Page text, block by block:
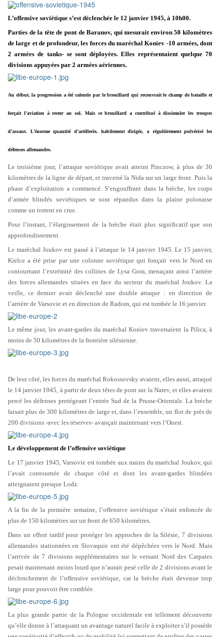
L’offensive soviétique s’est déclenchée le 12 janvier 1945, à 10h00.
Parties de la tête de pont de Baranov, qui mesurait environ 50 kilomètres
de large et de profondeur, les forces du maréchal Koniev -10 armées, dont
2 armées de tanks- se sont déployées. Elles représentaient quelque 70
divisions appuyées par 2 armées aériennes.
Au début, la progression a été ralentie par le brouillard qui recouvrait le champ de bataille et
forçait l’aviation à rester au sol. Mais ce brouillard a contribué à dissimuler les troupes
d’assaut. L’énorme quantité d’artillerie, habilement dirigée, a régulièrement pulvérisé les
défenses allemandes.
Le troisième jour, l’attaque soviétique avait atteint Pinczow, à plus de 30
kilomètres de la ligne de départ, et traversé la Nida sur un large front. Puis la
phase d’exploitation a commencé. S’engouffrant dans la brèche, les corps
d’armée blindés soviétiques se sont répandus dans la plaine polonaise
comme un torrent en crue.
Pour l’instant, l’élargissement de la brèche était plus significatif que son
approfondissement.
Le maréchal Joukov est passé à l’attaque le 14 janvier 1945. Le 15 janvier,
Kielce a été prise par une colonne soviétique qui fonçait vers le Nord en
contournant l’extrémité des collines de Lysa Gora, menaçant ainsi l’arrière
des forces allemandes situées en face du secteur du maréchal Joukov. La
veille, ce dernier avait déclenché une double attaque : en direction de
l’arrière de Varsovie et en direction de Radom, qui est tombée le 16 janvier.
Le même jour, les avant-gardes du maréchal Koniev traversaient la Pilica, à
moins de 50 kilomètres de la frontière silésienne.
De leur côté, les forces du maréchal Rokossovsky avaient, elles aussi, attaqué
le 14 janvier 1945, à partir de deux têtes de pont sur la Narev, et elles avaient
percé les défenses protégeant l’entrée Sud de la Prusse-Orientale. La brèche
faisait plus de 300 kilomètres de large et, dans l’ensemble, un flot de près de
200 divisions -avec les réserves- avançait maintenant vers l’Ouest.
Le développement de l’offensive soviétique
Le 17 janvier 1945, Varsovie est tombée aux mains du maréchal Joukov, qui
l’avait contournée de chaque côté et dont les avant-gardes blindées
atteignaient presque Lodz.
A la fin de la première semaine, l’offensive soviétique s’était enfoncée de
plus de 150 kilomètres sur un front de 650 kilomètres.
Dans un effort tardif pour protéger les approches de la Silésie, 7 divisions
allemandes stationnées en Slovaquie ont été dépêchées vers le Nord. Mais
l’arrivée de 7 divisions supplémentaires sur le versant Nord des Carpates
pesait maintenant moins lourd que n’aurait pesé celle de 2 divisions avant le
déclenchement de l’offensive soviétique, car la brèche était devenue trop
large pour pouvoir être comblée.
La plus grande partie de la Pologne occidentale est tellement découverte
qu’elle donne à l’attaquant un avantage naturel facile à exploiter s’il possède